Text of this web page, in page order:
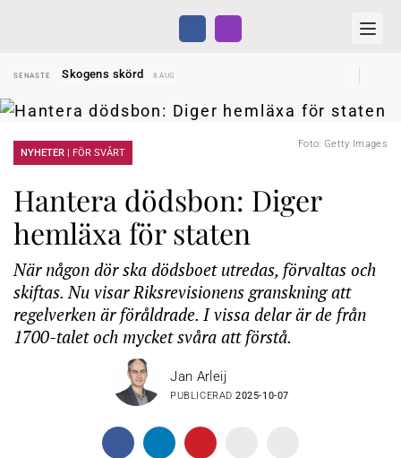
SENASTE
Skogens skörd
8 AUG
SENASTE
Reform för äldre kan bli slag i luften
31 JUL
Kravet: Nu måste 65-årsgränsen bort
SENASTE
Snart kan telefonförsäljning förbjudas i Sverige
SENASTE
Hyror rusar ifrån äldres bostadstillägg
Foto: Getty Images
NYHETER | FÖR SVÅRT
Hantera dödsbon: Diger
hemläxa för staten
När någon dör ska dödsboet utredas, förvaltas och
skiftas. Nu visar Riksrevisionens granskning att
regelverken är föråldrade. I vissa delar är de från
1700-talet och mycket svåra att förstå.
Jan Arleij
PUBLICERAD2025-10-07